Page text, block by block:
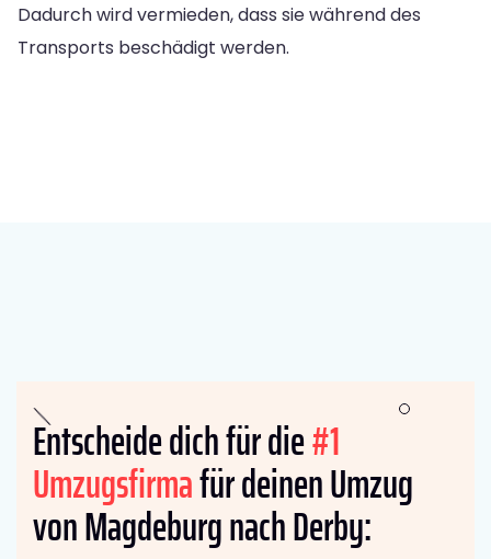
Dadurch wird vermieden, dass sie während des
Transports beschädigt werden.
Entscheide dich für die#1
Umzugsfirmafür deinen Umzug
von Magdeburg nach Derby: